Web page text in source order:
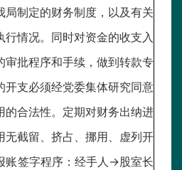
局制定的财务制度，以及有关
行情况。同时对资金的收支入
审批程序和手续，做到转款专
开支必须经党委集体研究同意
的合法性。定期对财务出纳进
无截留、挤占、挪用、虚列开
账签字程序：经手人→股室长